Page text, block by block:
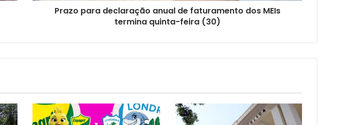
Prazo para declaração anual de faturamento dos MEIs
termina quinta-feira (30)